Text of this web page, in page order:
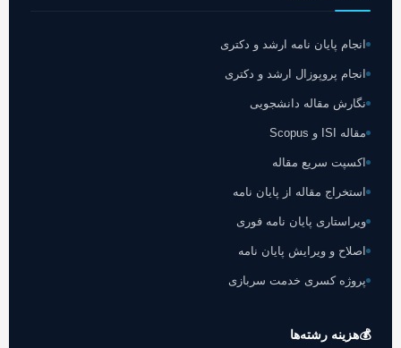
انجام پایان نامه ارشد و دکتری
انجام پروپوزال ارشد و دکتری
نگارش مقاله دانشجویی
مقاله ISI و Scopus
اکسپت سریع مقاله
استخراج مقاله از پایان نامه
ویراستاری پایان نامه فوری
اصلاح و ویرایش پایان نامه
پروژه کسری خدمت سربازی
💰هزینه رشته‌ها